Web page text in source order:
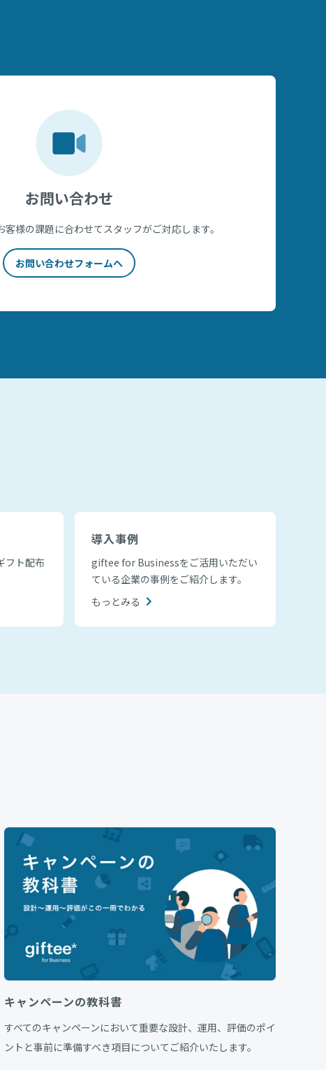
お問い合わせ
様の課題に合わせてスタッフがご対応します。
お問い合わせフォームへ
フト配布
導入事例
giftee for Businessをご活用いただい
ている企業の事例をご紹介します。
もっとみる
キャンペーンの教科書
すべてのキャンペーンにおいて重要な設計、運用、評価のポイ
ントと事前に準備すべき項目についてご紹介いたします。